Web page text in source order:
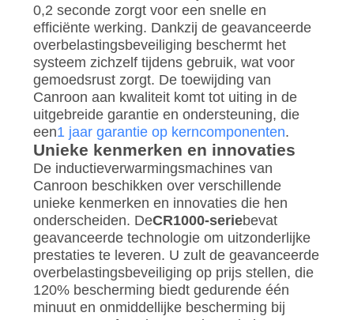
0,2 seconde zorgt voor een snelle en
efficiënte werking. Dankzij de geavanceerde
overbelastingsbeveiliging beschermt het
systeem zichzelf tijdens gebruik, wat voor
gemoedsrust zorgt. De toewijding van
Canroon aan kwaliteit komt tot uiting in de
uitgebreide garantie en ondersteuning, die
een1 jaar garantie op kerncomponenten.
Unieke kenmerken en innovaties
De inductieverwarmingsmachines van
Canroon beschikken over verschillende
unieke kenmerken en innovaties die hen
onderscheiden. DeCR1000-seriebevat
geavanceerde technologie om uitzonderlijke
prestaties te leveren. U zult de geavanceerde
overbelastingsbeveiliging op prijs stellen, die
120% bescherming biedt gedurende één
minuut en onmiddellijke bescherming bij